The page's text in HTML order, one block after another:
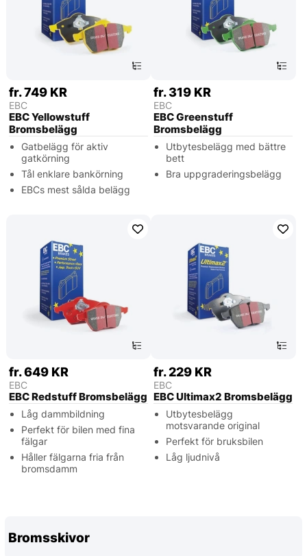
fr. 749 KR
EBC
EBC Yellowstuff
Bromsbelägg
Gatbelägg för aktiv
gatkörning
Tål enklare bankörning
EBCs mest sålda belägg
fr. 319 KR
EBC
EBC Greenstuff
Bromsbelägg
Utbytesbelägg med bättre
bett
Bra uppgraderingsbelägg
fr. 649 KR
EBC
EBC Redstuff Bromsbelägg
Låg dammbildning
Perfekt för bilen med fina
fälgar
Håller fälgarna fria från
bromsdamm
fr. 229 KR
EBC
EBC Ultimax2 Bromsbelägg
Utbytesbelägg
motsvarande original
Perfekt för bruksbilen
Låg ljudnivå
Bromsskivor